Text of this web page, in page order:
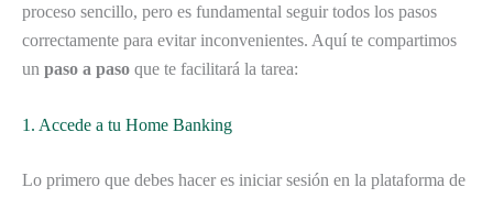
proceso sencillo, pero es fundamental seguir todos los pasos
correctamente para evitar inconvenientes. Aquí te compartimos
un paso a paso que te facilitará la tarea:
1. Accede a tu Home Banking
Lo primero que debes hacer es iniciar sesión en la plataforma de